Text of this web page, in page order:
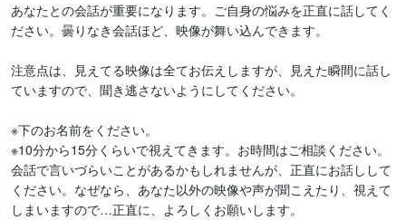
あなたとの会話が重要になります。ご自身の悩みを正直に話してく
ださい。曇りなき会話ほど、映像が舞い込んできます。
注意点は、見えてる映像は全てお伝えしますが、見えた瞬間に話し
ていますので、聞き逃さないようにしてください。
※下のお名前をください。
※10分から15分くらいで視えてきます。お時間はご相談ください。
会話で言いづらいことがあるかもしれませんが、正直にお話しして
ください。なぜなら、あなた以外の映像や声が聞こえたり、視えて
しまいますので…正直に、よろしくお願いします。